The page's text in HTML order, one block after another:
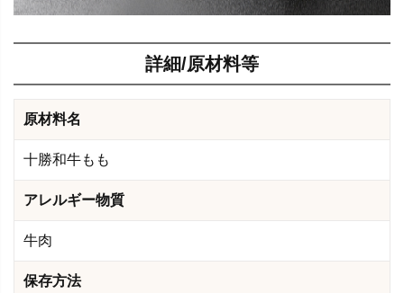
詳細/原材料等
原材料名
十勝和牛もも
アレルギー物質
牛肉
保存方法